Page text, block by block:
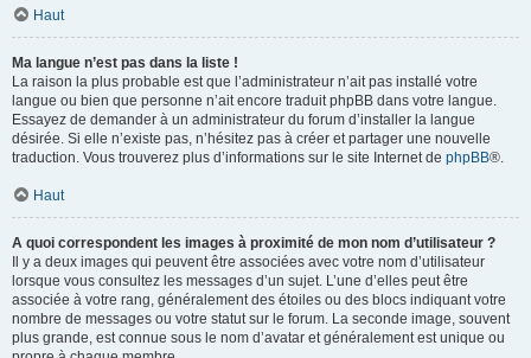
Haut
Ma langue n’est pas dans la liste !
La raison la plus probable est que l’administrateur n’ait pas installé votre
langue ou bien que personne n’ait encore traduit phpBB dans votre langue.
Essayez de demander à un administrateur du forum d’installer la langue
désirée. Si elle n’existe pas, n’hésitez pas à créer et partager une nouvelle
traduction. Vous trouverez plus d’informations sur le site Internet de phpBB®.
Haut
A quoi correspondent les images à proximité de mon nom d’utilisateur ?
Il y a deux images qui peuvent être associées avec votre nom d’utilisateur
lorsque vous consultez les messages d’un sujet. L’une d’elles peut être
associée à votre rang, généralement des étoiles ou des blocs indiquant votre
nombre de messages ou votre statut sur le forum. La seconde image, souvent
plus grande, est connue sous le nom d’avatar et généralement est unique ou